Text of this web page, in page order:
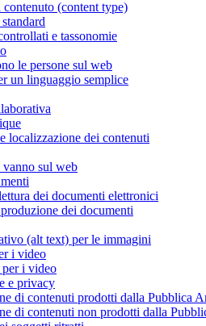
(content type)
e tassonomie
le persone sul web
un linguaggio semplice
localizzazione dei contenuti
sul web
dei documenti elettronici
dei documenti
(alt text) per le immagini
i video
i video
e privacy
di contenuti prodotti dalla Pubblica
di contenuti non prodotti dalla